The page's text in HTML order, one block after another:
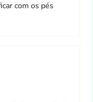
com os pés